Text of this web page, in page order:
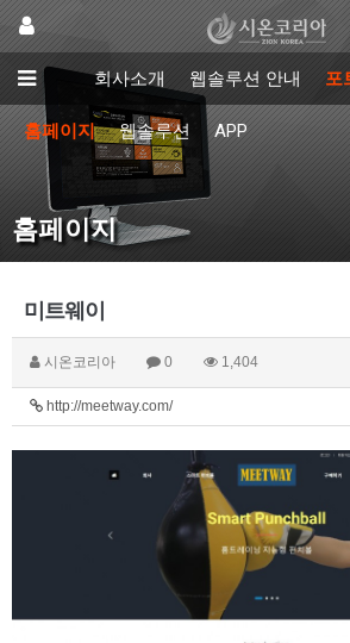
회사소개 웹솔루션 안내 포
홈페이지 웹솔루션 APP
홈페이지
미트웨이
시온코리아 0 1,404
http://meetway.com/